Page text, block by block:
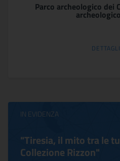
Parco archeologico dei
DETTAGLI
IN EVIDENZA
"Tiresia, il mito tra le
Collezione Rizzon"